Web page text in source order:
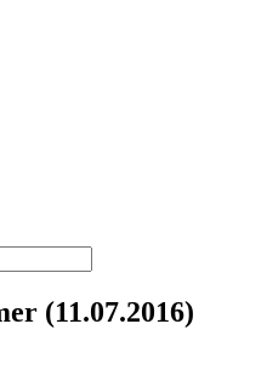
(11.07.2016)